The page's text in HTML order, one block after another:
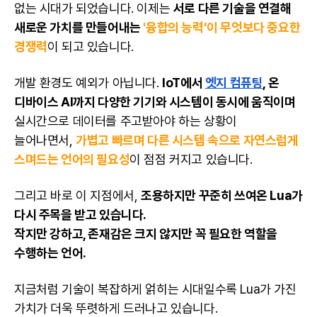
없는 시대가 되었습니다. 이제는 서로 다른 기술을 연결해
새로운 가치를 만들어내는 '융합의 능력’이 무엇보다 중요한
경쟁력이 되고 있습니다.
개발 환경도 예외가 아닙니다. IoT에서 엣지 컴퓨팅 , 온
디바이스 AI까지 다양한 기기와 시스템이 동시에 움직이며
실시간으로 데이터를 주고받아야 하는 상황이
늘어나면서,가볍고 빠르며 다른 시스템 속으로 자연스럽게
스며드는 언어의 필요성이 점점 커지고 있습니다.
그리고 바로 이 지점에서, 조용하지만 꾸준히 쓰여온 Lua가
다시 주목을 받고 있습니다.
작지만 강하고, 존재감은 크지 않지만 꼭 필요한 역할을
수행하는 언어.
지금처럼 기술이 복잡하게 얽히는 시대일수록 Lua가 가진
가치가 더욱 뚜렷하게 드러나고 있습니다.